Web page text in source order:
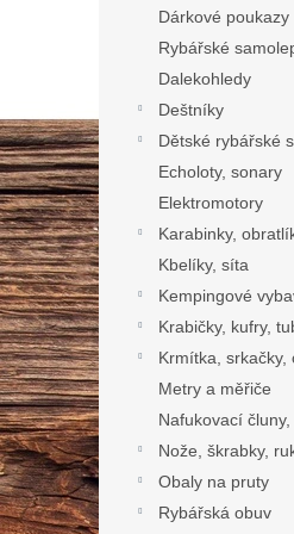
Dárkové poukazy
Rybářské
Dalekohledy
Deštníky
Dětské rybářské
Echoloty, sonary
Elektromotory
Karabinky,
Kbelíky, síta
Kempingové
Krabičky, kufry,
Krmítka, srkačky,
Metry a měřiče
Nafukovací
Nože, škrabky,
Obaly na pruty
Rybářská obuv